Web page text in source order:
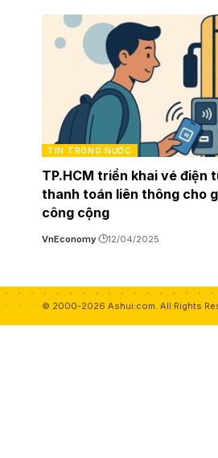
TIN TRONG NƯỚC
TP.HCM triển khai vé điện
thanh toán liên thông cho
công cộng
VnEconomy 12/04/2025
© 2000-2026 Ashui.com. All Rights